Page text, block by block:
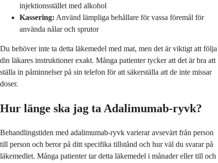
injektionsstället med alkohol
Kassering: Använd lämpliga behållare för vassa föremål för
använda nålar och sprutor
Du behöver inte ta detta läkemedel med mat, men det är viktigt att följa
din läkares instruktioner exakt. Många patienter tycker att det är bra att
ställa in påminnelser på sin telefon för att säkerställa att de inte missar
doser.
Hur länge ska jag ta Adalimumab-ryvk?
Behandlingstiden med adalimumab-ryvk varierar avsevärt från person
till person och beror på ditt specifika tillstånd och hur väl du svarar på
läkemedlet. Många patienter tar detta läkemedel i månader eller till och